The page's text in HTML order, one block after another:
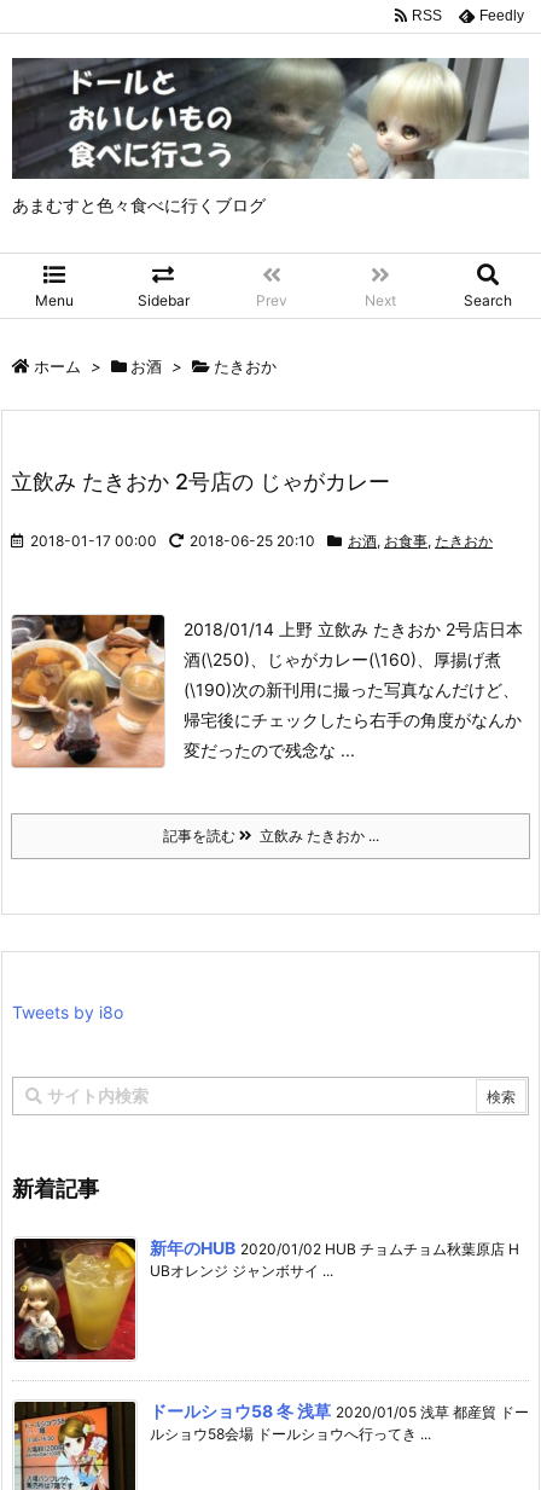
あまむすと色々食べに行くブログ
Menu Sidebar Prev Next Search
RSS Feedly
ホーム > お酒 > たきおか
立飲み たきおか 2号店の じゃがカレー
2018-01-17 00:00 2018-06-25 20:10 お酒, お食事, たきおか
2018/01/14 上野 立飲み たきおか 2号店日本
酒(\250)、じゃがカレー(\160)、厚揚げ煮
(\190)次の新刊用に撮った写真なんだけど、
帰宅後にチェックしたら右手の角度がなんか
変だったので残念な ...
記事を読む 立飲み たきおか ...
Tweets by i8o
新着記事
新年のHUB 2020/01/02 HUB チョムチョム秋葉原店 H
UBオレンジ ジャンボサイ ...
ドールショウ58 冬 浅草 2020/01/05 浅草 都産貿 ドー
ルショウ58会場 ドールショウへ行ってき ...